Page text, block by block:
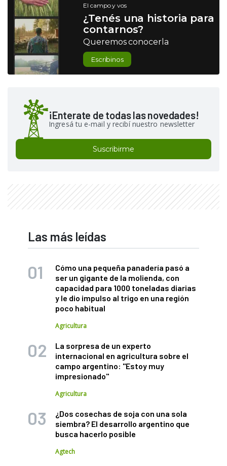
El campo y vos
¿Tenés una historia para
contarnos?
Queremos conocerla
Escribinos
¡Enterate de todas las novedades!
Ingresá tu e-mail y recibí nuestro newsletter
Suscribirme
Las más leídas
Cómo una pequeña panadería pasó a
ser un gigante de la molienda, con
capacidad para 1000 toneladas diarias
y le dio impulso al trigo en una región
poco habitual
Agricultura
La sorpresa de un experto
internacional en agricultura sobre el
campo argentino: "Estoy muy
impresionado"
Agricultura
¿Dos cosechas de soja con una sola
siembra? El desarrollo argentino que
busca hacerlo posible
Agtech